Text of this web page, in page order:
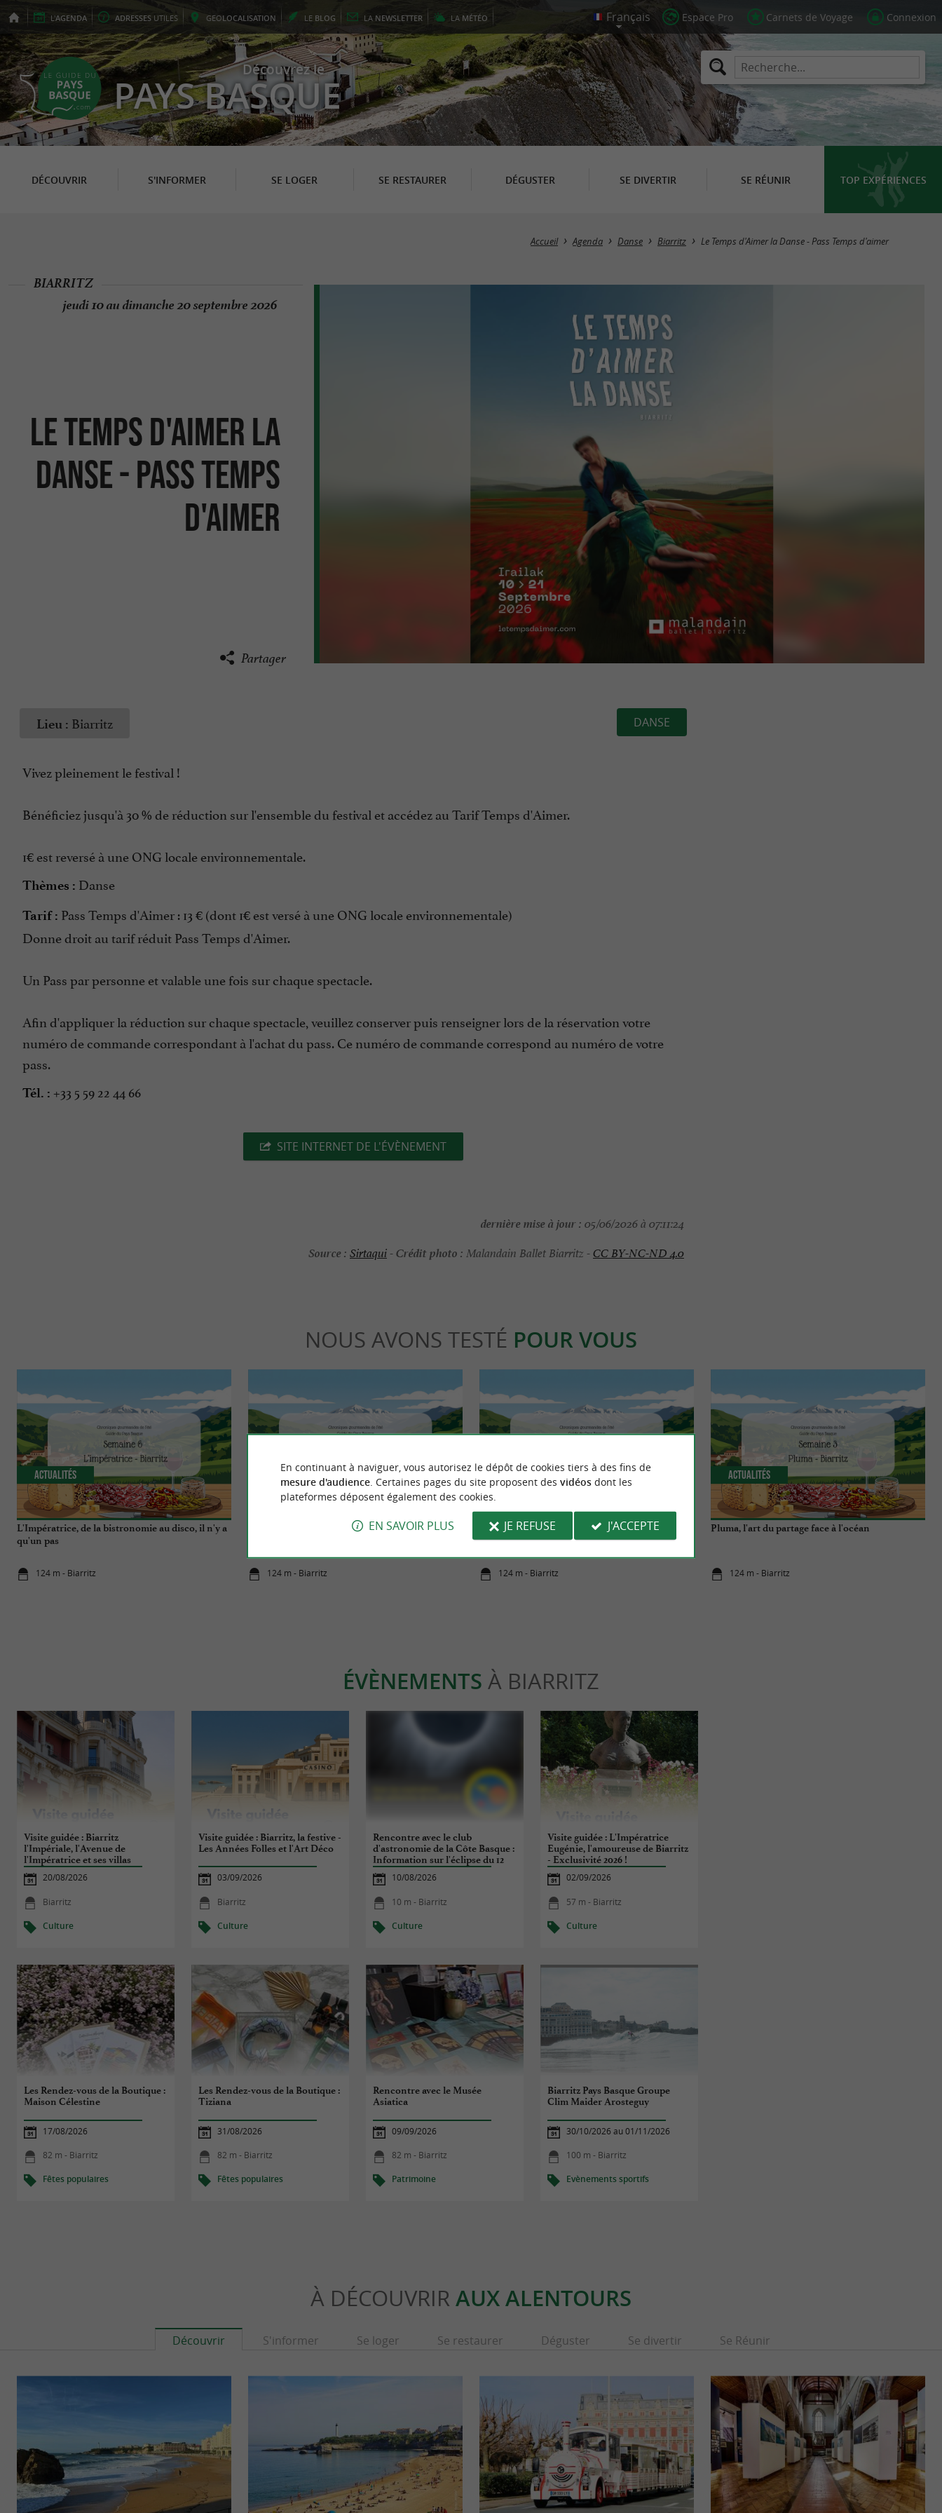
L'AGENDA ADRESSES UTILES GEOLOCALISATION LE BLOG LA NEWSLETTER LA MÉTÉO Espace Pro Carnets de Voyage Connexion
Découvrez le
PAYS BASQUE
DÉCOUVRIR S'INFORMER SE LOGER SE RESTAURER DÉGUSTER SE DIVERTIR SE RÉUNIR TOP EXPÉRIENCES
Accueil Agenda Danse Biarritz Le Temps d'Aimer la Danse - Pass Temps d'aimer
Le Temps d'Aimer la
Danse - Pass Temps
d'aimer
BIARRITZ
jeudi 10 au dimanche 20 septembre 2026
Partager
Lieu : Biarritz DANSE
Vivez pleinement le festival !
Bénéficiez jusqu'à 30 % de réduction sur l'ensemble du festival et accédez au Tarif Temps d'Aimer.
1€ est reversé à une ONG locale environnementale.
Thèmes : Danse
Tarif : Pass Temps d'Aimer : 13 € (dont 1€ est versé à une ONG locale environnementale)
Donne droit au tarif réduit Pass Temps d'Aimer.
Un Pass par personne et valable une fois sur chaque spectacle.
Afin d'appliquer la réduction sur chaque spectacle, veuillez conserver puis renseigner lors de la réservation votre
numéro de commande correspondant à l'achat du pass. Ce numéro de commande correspond au numéro de votre
pass.
Tél. : +33 5 59 22 44 66
SITE INTERNET DE L'ÉVÈNEMENT
dernière mise à jour : 05/06/2026 à 07:11:24
Source : Sirtaqui-Crédit photo : Malandain Ballet Biarritz -CC BY-NC-ND 4.0
NOUS AVONS TESTÉ POUR VOUS
L'Impératrice, de la bistronomie au disco, il n'y a
qu'un pas
124 m - Biarritz
Actualités
Chéri Bibi, le bar à vins de quartier qu'on
124 m - Biarritz
Actualités
La Marine, votre futur port d'attache
124 m - Biarritz
Actualités
Pluma, l'art du partage face à l'océan
124 m - Biarritz
Actualités
ÉVÈNEMENTS À BIARRITZ
Visite guidée : Biarritz
l'Impériale, l'Avenue de
l'Impératrice et ses villas
20/08/2026
Biarritz
Culture
Visite guidée : Biarritz, la festive -
Les Années Folles et l'Art Déco
03/09/2026
Biarritz
Culture
Rencontre avec le club
d'astronomie de la Côte Basque :
Information sur l'éclipse du 12
août
10/08/2026
10 m - Biarritz
Culture
Visite guidée : L'Impératrice
Eugénie, l'amoureuse de Biarritz
- Exclusivité 2026 !
02/09/2026
57 m - Biarritz
Culture
Les Rendez-vous de la Boutique :
Maison Célestine
17/08/2026
82 m - Biarritz
Fêtes populaires
Les Rendez-vous de la Boutique :
Tiziana
31/08/2026
82 m - Biarritz
Fêtes populaires
Rencontre avec le Musée
Asiatica
09/09/2026
82 m - Biarritz
Patrimoine
Biarritz Pays Basque Groupe
Clim Maider Arosteguy
30/10/2026 au 01/11/2026
100 m - Biarritz
Evènements sportifs
À DÉCOUVRIR AUX ALENTOURS
Découvrir S'informer Se loger Se restaurer Déguster Se divertir Se Réunir
En continuant à naviguer, vous autorisez le dépôt de cookies tiers à des fins de
mesure d'audience. Certaines pages du site proposent des vidéosdont les
plateformes déposent également des cookies.
EN SAVOIR PLUS JE REFUSE J'ACCEPTE